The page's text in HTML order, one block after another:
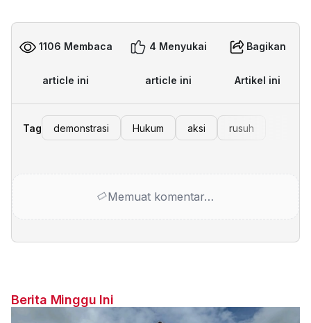
1106 Membaca
article ini
4 Menyukai
article ini
Bagikan
Artikel ini
Tag demonstrasi Hukum aksi rusuh
Memuat komentar…
Berita Minggu Ini